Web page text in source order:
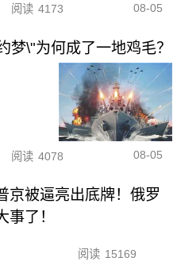
阅读 4173 08-05
梦\"为何成了一地鸡毛？
阅读 4078 08-05
京被逼亮出底牌！俄罗
事了！
阅读 15169